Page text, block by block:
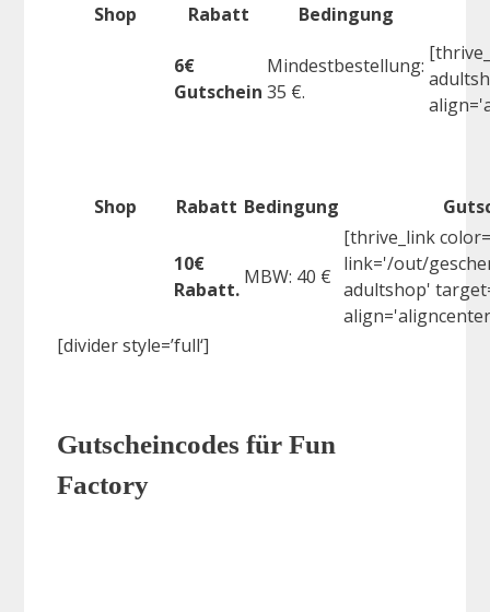
Shop Rabatt Bedingung
6€
Gutschein
Mindestbestellung:
35 €.
Shop Rabatt Bedingung
10€
Rabatt.
MBW: 40 €
[thrive_link
link='/out/
adultshop'
[divider style=’full‘]
Gutscheincodes für Fun
Factory